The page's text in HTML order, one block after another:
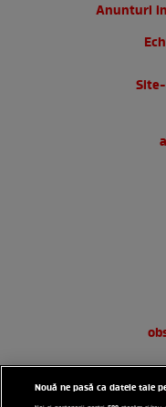
Anunturi
Nouă ne pasă ca datele tale